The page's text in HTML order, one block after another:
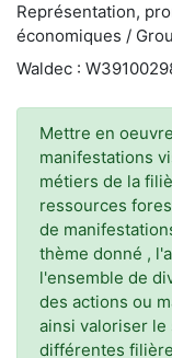
Représentation,
économiques /
Waldec :
Mettre en
manifestations
métiers de la
ressources
de
thème donné ,
l'ensemble de
des actions ou
ainsi valoriser
différentes